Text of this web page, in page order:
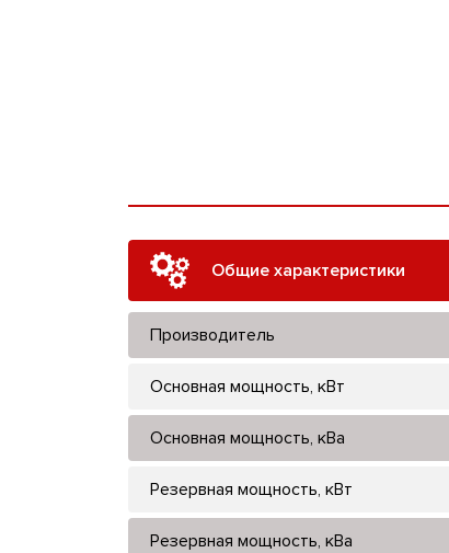
Общие характеристики
Производитель
Основная мощность, кВт
Основная мощность, кВа
Резервная мощность, кВт
Резервная мощность, кВа